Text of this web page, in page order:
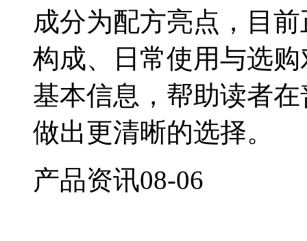
成分为配方亮点，目
构成、日常使用与选
基本信息，帮助读者
做出更清晰的选择。
产品资讯08-06